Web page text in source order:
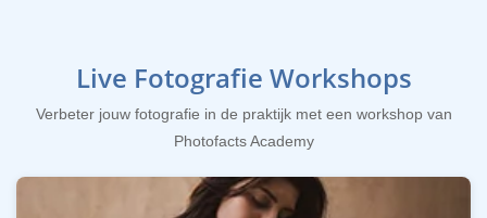
Live Fotografie Workshops
Verbeter jouw fotografie in de praktijk met een workshop van
Photofacts Academy